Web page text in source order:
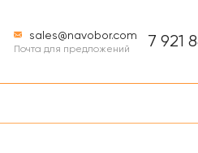
sales@navobor.com
Почта для предложений 7 921